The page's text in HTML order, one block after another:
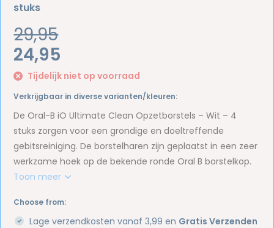
stuks
29,95
24,95
Tijdelijk niet op voorraad
Verkrijgbaar in diverse varianten/kleuren:
De Oral-B iO Ultimate Clean Opzetborstels – Wit – 4
stuks zorgen voor een grondige en doeltreffende
gebitsreiniging. De borstelharen zijn geplaatst in een zeer
werkzame hoek op de bekende ronde Oral B borstelkop.
Toon meer
Choose from:
Lage verzendkosten vanaf 3,99 en Gratis Verzenden